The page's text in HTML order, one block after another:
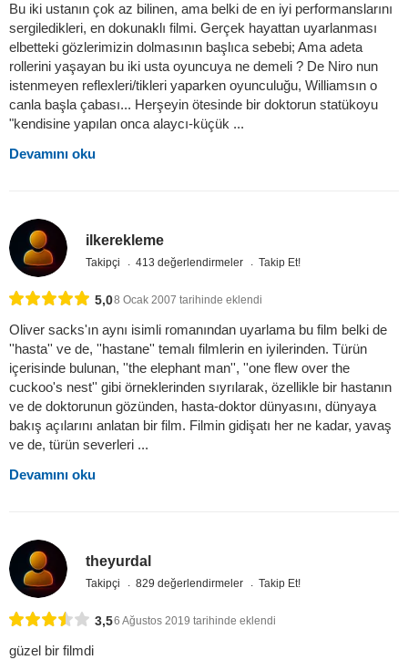
Bu iki ustanın çok az bilinen, ama belki de en iyi performanslarını
sergiledikleri, en dokunaklı filmi. Gerçek hayattan uyarlanması
elbetteki gözlerimizin dolmasının başlıca sebebi; Ama adeta
rollerini yaşayan bu iki usta oyuncuya ne demeli ? De Niro nun
istenmeyen reflexleri/tikleri yaparken oyunculuğu, Williamsın o
canla başla çabası... Herşeyin ötesinde bir doktorun statükoyu
"kendisine yapılan onca alaycı-küçük ...
Devamını oku
ilkerekleme
Takipçi 413 değerlendirmeler Takip Et!
5,08 Ocak 2007 tarihinde eklendi
Oliver sacks'ın aynı isimli romanından uyarlama bu film belki de
''hasta'' ve de, ''hastane'' temalı filmlerin en iyilerinden. Türün
içerisinde bulunan, ''the elephant man'', ''one flew over the
cuckoo's nest'' gibi örneklerinden sıyrılarak, özellikle bir hastanın
ve de doktorunun gözünden, hasta-doktor dünyasını, dünyaya
bakış açılarını anlatan bir film. Filmin gidişatı her ne kadar, yavaş
ve de, türün severleri ...
Devamını oku
theyurdal
Takipçi 829 değerlendirmeler Takip Et!
3,56 Ağustos 2019 tarihinde eklendi
güzel bir filmdi